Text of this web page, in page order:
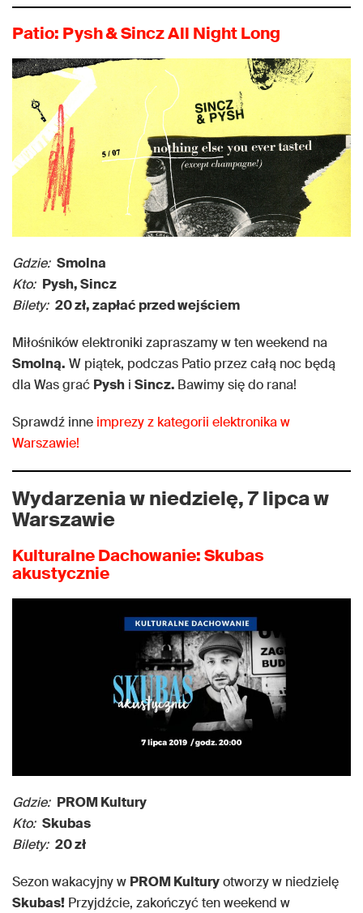
Patio: Pysh & Sincz All Night Long
Gdzie: Smolna
Kto: Pysh, Sincz
Bilety: 20 zł, zapłać przed wejściem
Miłośników elektroniki zapraszamy w ten weekend na
Smolną. W piątek, podczas Patio przez całą noc będą
dla Was grać Pysh i Sincz. Bawimy się do rana!
Sprawdź inne imprezy z kategorii elektronika w
Warszawie!
Wydarzenia w niedzielę, 7 lipca w
Warszawie
Kulturalne Dachowanie: Skubas
akustycznie
Gdzie: PROM Kultury
Kto: Skubas
Bilety: 20 zł
Sezon wakacyjny w PROM Kulturyotworzy w niedzielę
Skubas! Przyjdźcie, zakończyć ten weekend w